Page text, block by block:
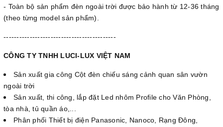
- Toàn bộ sản phẩm đèn ngoài trời được bảo hành từ 12-36 tháng
(theo từng model sản phẩm).
-------------------------------------------
CÔNG TY TNHH LUCI-LUX VIỆT NAM
Sản xuất gia công Cột đèn chiếu sáng cảnh quan sân vườn
ngoài trời
Sản xuất, thi công, lắp đặt Led nhôm Profile cho Văn Phòng,
tòa nhà, tủ quần áo,...
Phân phối Thiết bị điện Panasonic, Nanoco, Rạng Đông,